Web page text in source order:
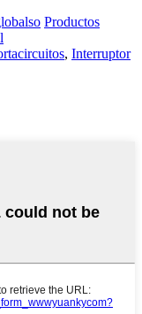
Productos
, Interruptor